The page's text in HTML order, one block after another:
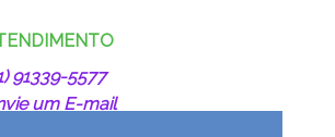
91339-5577
um E-mail